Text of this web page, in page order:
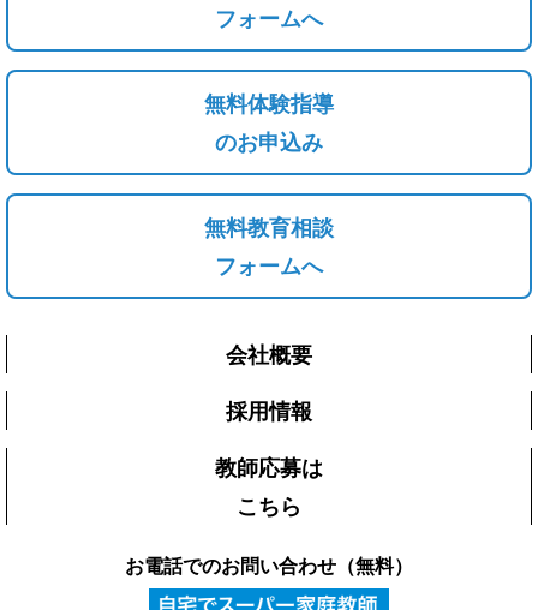
フォームへ
無料体験指導
のお申込み
無料教育相談
フォームへ
会社概要
採用情報
教師応募は
こちら
お電話でのお問い合わせ（無料）